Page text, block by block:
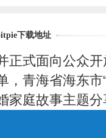
下载地址
正式面向公众
，青海省海东
家庭故事主题